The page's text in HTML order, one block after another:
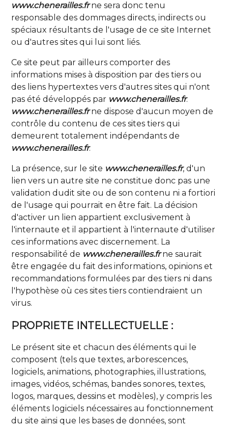
www.chenerailles.frne sera donc tenu
responsable des dommages directs, indirects ou
spéciaux résultants de l'usage de ce site Internet
ou d'autres sites qui lui sont liés.
Ce site peut par ailleurs comporter des
informations mises à disposition par des tiers ou
des liens hypertextes vers d'autres sites qui n'ont
pas été développés par www.chenerailles.fr.
www.chenerailles.frne dispose d'aucun moyen de
contrôle du contenu de ces sites tiers qui
demeurent totalement indépendants de
www.chenerailles.fr.
La présence, sur le site www.chenerailles.fr, d'un
lien vers un autre site ne constitue donc pas une
validation dudit site ou de son contenu ni a fortiori
de l'usage qui pourrait en être fait. La décision
d'activer un lien appartient exclusivement à
l'internaute et il appartient à l'internaute d'utiliser
ces informations avec discernement. La
responsabilité de www.chenerailles.frne saurait
être engagée du fait des informations, opinions et
recommandations formulées par des tiers ni dans
l'hypothèse où ces sites tiers contiendraient un
virus.
PROPRIETE INTELLECTUELLE :
Le présent site et chacun des éléments qui le
composent (tels que textes, arborescences,
logiciels, animations, photographies, illustrations,
images, vidéos, schémas, bandes sonores, textes,
logos, marques, dessins et modèles), y compris les
éléments logiciels nécessaires au fonctionnement
du site ainsi que les bases de données, sont